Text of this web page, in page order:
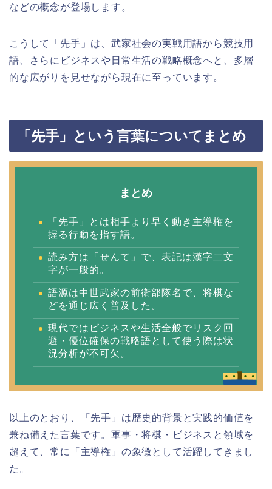
などの概念が登場します。
こうして「先手」は、武家社会の実戦用語から競技用
語、さらにビジネスや日常生活の戦略概念へと、多層
的な広がりを見せながら現在に至っています。
「先手」という言葉についてまとめ
まとめ
「先手」とは相手より早く動き主導権を
握る行動を指す語。
読み方は「せんて」で、表記は漢字二文
字が一般的。
語源は中世武家の前衛部隊名で、将棋な
どを通じ広く普及した。
現代ではビジネスや生活全般でリスク回
避・優位確保の戦略語として使う際は状
況分析が不可欠。
以上のとおり、「先手」は歴史的背景と実践的価値を
兼ね備えた言葉です。軍事・将棋・ビジネスと領域を
超えて、常に「主導権」の象徴として活躍してきまし
た。